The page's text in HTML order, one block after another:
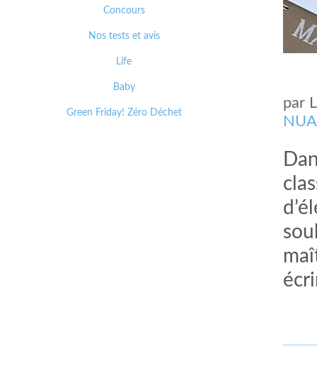
par
Concours
Nos tests et avis
Life
Baby
Green Friday! Zéro Déchet